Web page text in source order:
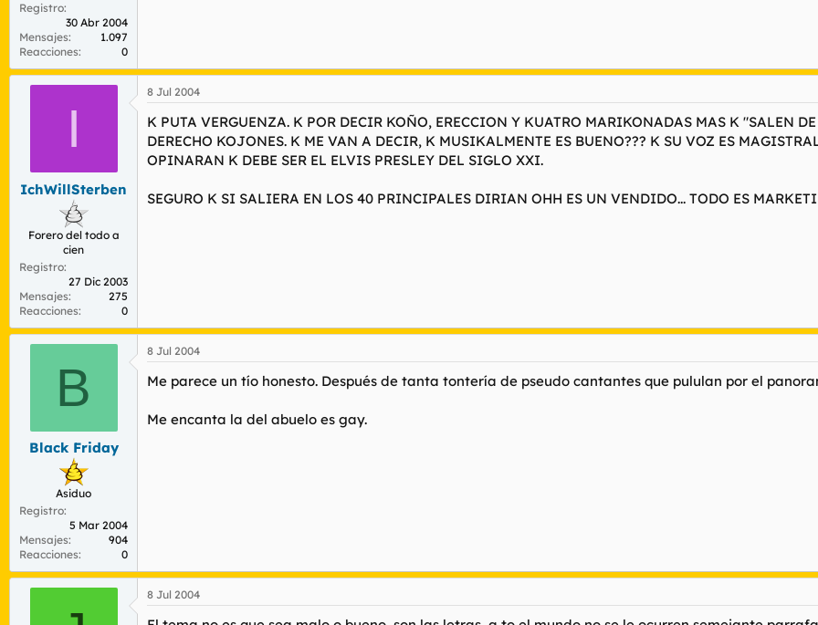
Registro
30 Abr 2004
Mensajes
1.097
Reacciones
0
I
IchWillSterben
Forero del todo a
cien
Registro
27 Dic 2003
Mensajes
275
Reacciones
0
8 Jul 2004
K PUTA VERGUENZA. K POR DECIR KOÑO, ERECCION Y KUATRO MARIKONADAS MAS K "SALEN
DERECHO KOJONES. K ME VAN A DECIR, K MUSIKALMENTE ES BUENO??? K SU VOZ ES
OPINARAN K DEBE SER EL ELVIS PRESLEY DEL SIGLO XXI.
SEGURO K SI SALIERA EN LOS 40 PRINCIPALES DIRIAN OHH ES UN VENDIDO... TODO ES
B
Black Friday
Asiduo
Registro
5 Mar 2004
Mensajes
904
Reacciones
0
8 Jul 2004
Me parece un tío honesto. Después de tanta tontería de pseudo cantantes que pululan por el
Me encanta la del abuelo es gay.
8 Jul 2004